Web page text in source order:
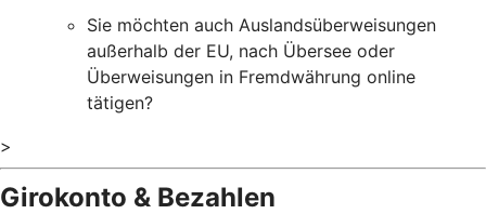
Sie möchten auch Auslandsüberweisungen
außerhalb der EU, nach Übersee oder
Überweisungen in Fremdwährung online
tätigen?
>
Girokonto & Bezahlen